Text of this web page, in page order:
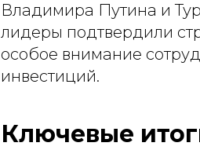
Владимира Путина и
лидеры подтвердили
особое внимание
инвестиций.
Ключевые